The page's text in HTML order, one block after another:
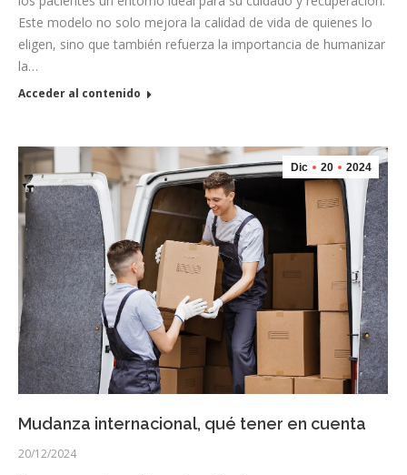
Este modelo no solo mejora la calidad de vida de quienes lo
eligen, sino que también refuerza la importancia de humanizar
la…
Acceder al contenido
Dic 20 2024
Mudanza internacional, qué tener en cuenta
20/12/2024